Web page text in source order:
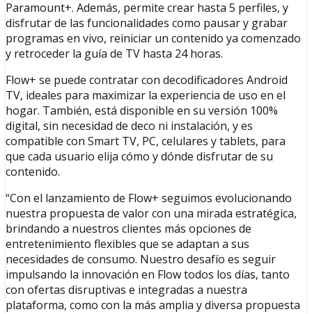
Paramount+. Además, permite crear hasta 5 perfiles, y
disfrutar de las funcionalidades como pausar y grabar
programas en vivo, reiniciar un contenido ya comenzado
y retroceder la guía de TV hasta 24 horas.
Flow+ se puede contratar con decodificadores Android
TV, ideales para maximizar la experiencia de uso en el
hogar. También, está disponible en su versión 100%
digital, sin necesidad de deco ni instalación, y es
compatible con Smart TV, PC, celulares y tablets, para
que cada usuario elija cómo y dónde disfrutar de su
contenido.
“Con el lanzamiento de Flow+ seguimos evolucionando
nuestra propuesta de valor con una mirada estratégica,
brindando a nuestros clientes más opciones de
entretenimiento flexibles que se adaptan a sus
necesidades de consumo. Nuestro desafío es seguir
impulsando la innovación en Flow todos los días, tanto
con ofertas disruptivas e integradas a nuestra
plataforma, como con la más amplia y diversa propuesta